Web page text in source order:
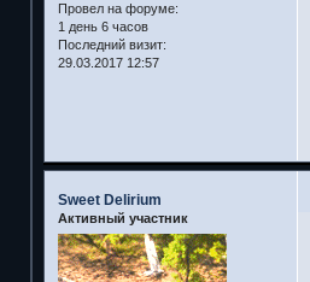
Провел на форуме:
1 день 6 часов
Последний визит:
29.03.2017 12:57
Sweet Delirium
Активный участник